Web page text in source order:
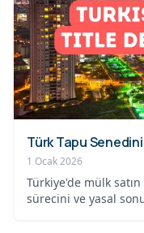
Türk Tapu
1 Ocak 2026
Türkiye'de mülk
sürecini ve yasal